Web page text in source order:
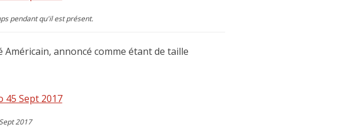
pendant qu'il est présent.
annoncé comme étant de taille
2017